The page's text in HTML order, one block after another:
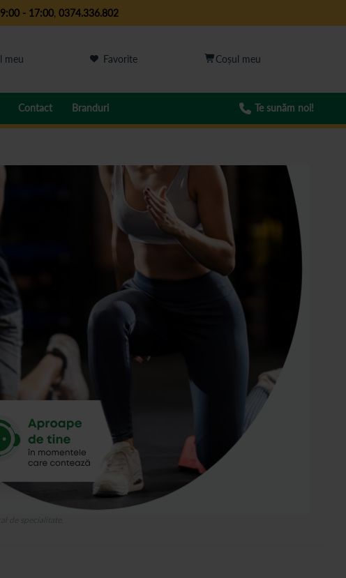
- 17:00, 0374.336.802
meu Favorite
Contact Branduri Te sunăm noi!
de specialitate.